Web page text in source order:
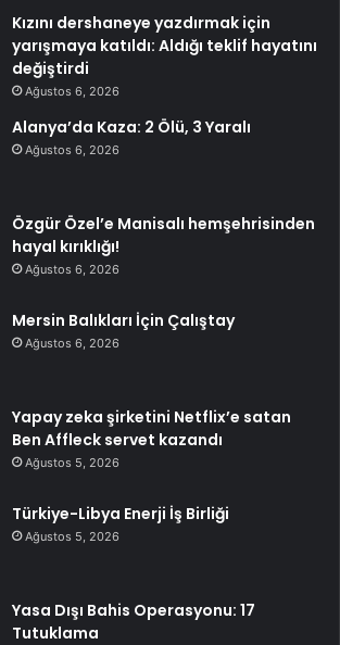
Kızını dershaneye yazdırmak için
yarışmaya katıldı: Aldığı teklif hayatını
değiştirdi
Ağustos 6, 2026
Alanya’da Kaza: 2 Ölü, 3 Yaralı
Ağustos 6, 2026
Özgür Özel’e Manisalı hemşehrisinden
hayal kırıklığı!
Ağustos 6, 2026
Mersin Balıkları İçin Çalıştay
Ağustos 6, 2026
Yapay zeka şirketini Netflix’e satan
Ben Affleck servet kazandı
Ağustos 5, 2026
Türkiye-Libya Enerji İş Birliği
Ağustos 5, 2026
Yasa Dışı Bahis Operasyonu: 17
Tutuklama